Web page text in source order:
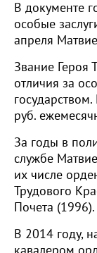
В документе
особые
апреля
Звание Героя
отличия за
руб.
За годы в
службе
их числе
Трудового
Почета (1996).
В 2014 году,